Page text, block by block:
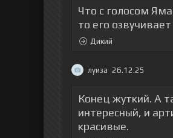
Что с голосом
то его
Дикий
луиза 26.12.25
Конец жуткий. А
интересный, и
красивые.